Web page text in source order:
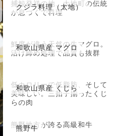
クジラ料理（太地）
捕鯨発祥の地、太地町の伝統
が息づくで料理
和歌山県産 マグロ
鮮度が違う天然の生マグロ。
活け締め処理で品質も抜群
和歌山県産 くじら
低カロリーで低脂肪、そして
美味しい。三拍子揃ったくじ
らの肉
熊野牛
熊野地方が誇る高級和牛